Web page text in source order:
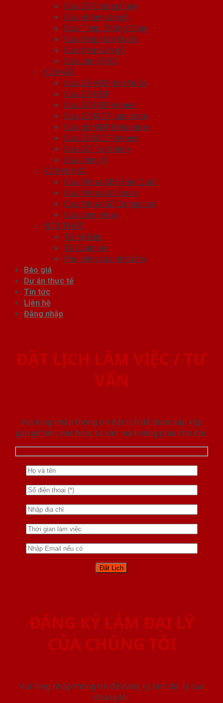
Cửa Gỗ Chống Cháy
Cửa nhôm vân gỗ
Cửa Thép Chống Cháy
Cửa thép Hàn Quốc
Cửa thép vân gỗ
Cửa vân gỗ 5D
CỬA GỖ
Cửa Gỗ ABS Hàn Quốc
Cửa Gỗ HDF
Cửa Gỗ HDF Veneer
Cửa Gỗ MDF Laminate
Cửa gỗ MDF Melamine
Cửa Gỗ MDF Veneer
Cửa Gỗ Tự Nhiên
Cửa vòm gỗ
CỬA NHỰA
Cửa Nhựa ABS Hàn Quốc
Cửa Nhựa Đài Loan
Cửa Nhựa Gỗ Composite
Cửa vòm nhựa
NỘI THẤT
Tủ Kệ Bếp
Tủ Quần Áo
Phụ kiện cửa nhà tắm
Báo giá
Dự án thực tế
Tin tức
Liên hệ
Đăng nhập
ĐẶT LỊCH LÀM VIỆC / TƯ
VẤN
Vui lòng nhập thông tin đặt lịch để được sắp xếp
gặp gỡ làm việc hoăc tư vấn mà không phải chờ đợi.
ĐĂNG KÝ LÀM ĐẠI LÝ
CỦA CHÚNG TÔI
Vui lòng nhập thông tin để đăng ký làm đại lý của
chúng tôi